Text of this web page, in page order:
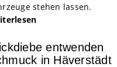
stehen lassen.
entwenden
in Häverstädt